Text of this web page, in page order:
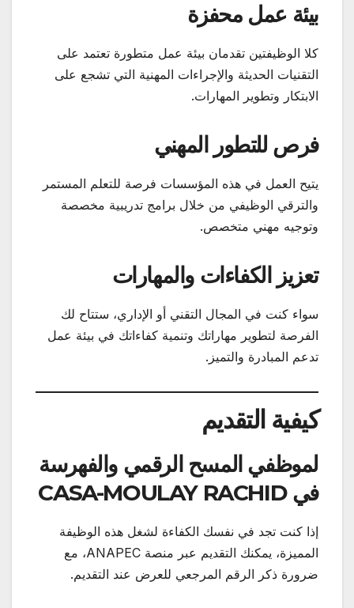
بيئة عمل محفزة
كلا الوظيفتين تقدمان بيئة عمل متطورة تعتمد على
التقنيات الحديثة والإجراءات المهنية التي تشجع على
الابتكار وتطوير المهارات.
فرص للتطور المهني
يتيح العمل في هذه المؤسسات فرصة للتعلم المستمر
والترقي الوظيفي من خلال برامج تدريبية مخصصة
وتوجيه مهني متخصص.
تعزيز الكفاءات والمهارات
سواء كنت في المجال التقني أو الإداري، ستتاح لك
الفرصة لتطوير مهاراتك وتنمية كفاءاتك في بيئة عمل
تدعم المبادرة والتميز.
كيفية التقديم
لموظفي المسح الرقمي والفهرسة
في CASA-MOULAY RACHID
إذا كنت تجد في نفسك الكفاءة لشغل هذه الوظيفة
المميزة، يمكنك التقديم عبر منصة ANAPEC، مع
ضرورة ذكر الرقم المرجعي للعرض عند التقديم.